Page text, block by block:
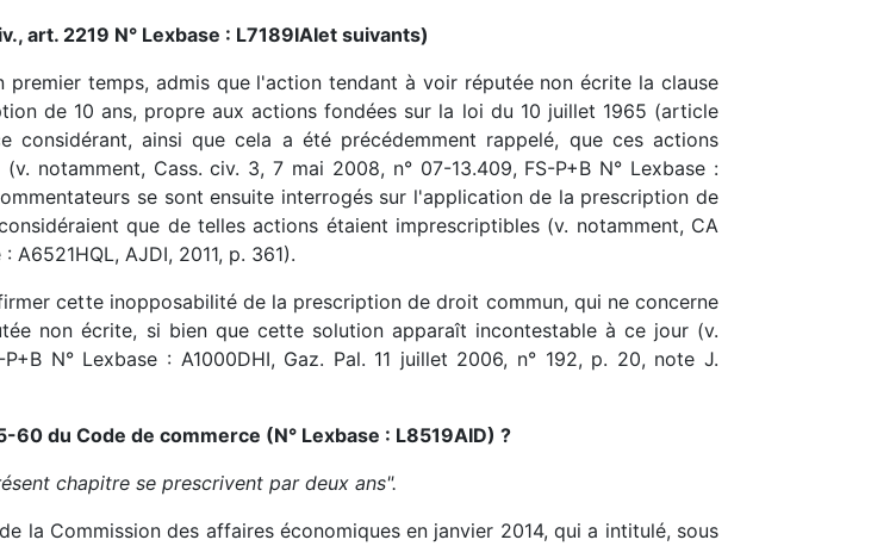
art. 2219 N° Lexbase : L7189IAIet suivants)
temps, admis que l'action tendant à voir réputée non écrite la clause
de 10 ans, propre aux actions fondées sur la loi du 10 juillet 1965 (article
considérant, ainsi que cela a été précédemment rappelé, que ces actions
notamment, Cass. civ. 3, 7 mai 2008, n° 07-13.409, FS-P+B N° Lexbase :
se sont ensuite interrogés sur l'application de la prescription de
que de telles actions étaient imprescriptibles (v. notamment, CA
A6521HQL, AJDI, 2011, p. 361).
cette inopposabilité de la prescription de droit commun, qui ne concerne
non écrite, si bien que cette solution apparaît incontestable à ce jour (v.
N° Lexbase : A1000DHI, Gaz. Pal. 11 juillet 2006, n° 192, p. 20, note J.
du Code de commerce (N° Lexbase : L8519AID) ?
chapitre se prescrivent par deux ans".
la Commission des affaires économiques en janvier 2014, qui a intitulé, sous